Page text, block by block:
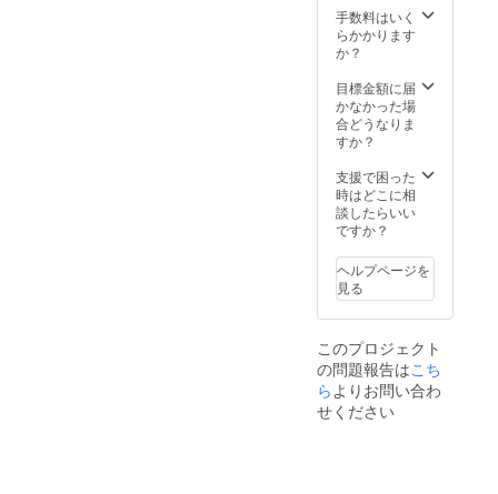
手数料はいく
らかかります
か？
目標金額に届
かなかった場
合どうなりま
すか？
支援で困った
時はどこに相
談したらいい
ですか？
ヘルプページを
見る
このプロジェクト
の問題報告はこち
ら よりお問い合わ
せください